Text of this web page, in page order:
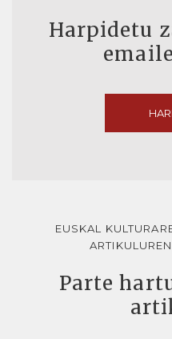
Harpidetu
EUSKAL
Parte